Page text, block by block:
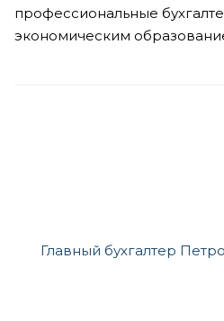
профессиональные
экономическим